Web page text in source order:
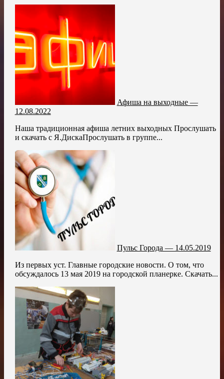
Афиша на выходные —
12.08.2022
Наша традиционная афиша летних выходных Прослушать
и скачать с Я.ДискаПрослушать в группе...
Пульс Города — 14.05.2019
Из первых уст. Главные городские новости. О том, что
обсуждалось 13 мая 2019 на городской планерке. Скачать...